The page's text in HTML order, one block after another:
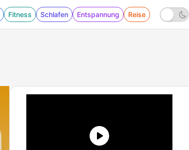
Fitness Schlafen Entspannung Reise